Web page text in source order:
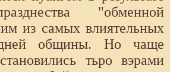
"обменной
из самых влиятельных
общины. Но чаще
тьро вэрами